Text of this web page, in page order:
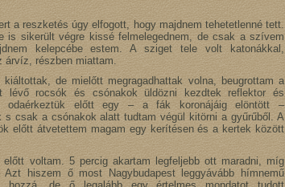
a reszketés úgy elfogott, hogy majdnem tehetetlenné tett.
is sikerült végre kissé felmelegednem, de csak a szívem
kelepcébe estem. A sziget tele volt katonákkal,
árvíz, részben miattam.
de mielőtt megragadhattak volna, beugrottam a
rocsók és csónakok üldözni kezdtek reflektor és
odaérkeztük előtt egy – a fák koronájáig elöntött –
s csak a csónakok alatt tudtam végül kitörni a gyűrűből. A
előtt átvetettem magam egy kerítésen és a kertek között
voltam. 5 percig akartam legfeljebb ott maradni, míg
hiszem ő most Nagybudapest leggyávább hímnemű